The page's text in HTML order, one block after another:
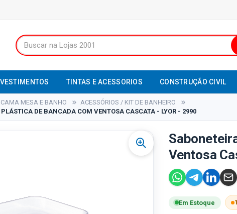
TINTAS E ACESSORIOS CONSTRUÇÃO CIVIL
CAMA MESA E BANHO
ACESSÓRIOS / KIT DE BANHEIRO
DE BANCADA COM VENTOSA CASCATA - LYOR - 2990
Ventosa
Em Estoque